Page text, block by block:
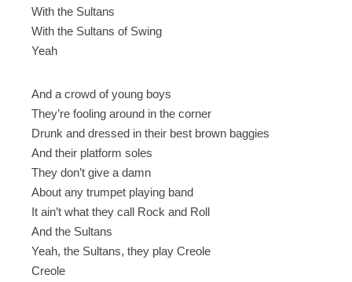
With the Sultans
With the Sultans of Swing
Yeah
And a crowd of young boys
They’re fooling around in the corner
Drunk and dressed in their best brown baggies
And their platform soles
They don’t give a damn
About any trumpet playing band
It ain’t what they call Rock and Roll
And the Sultans
Yeah, the Sultans, they play Creole
Creole